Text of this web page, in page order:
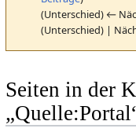
(Unterschied) ←
(Unterschied) |
Seiten in der